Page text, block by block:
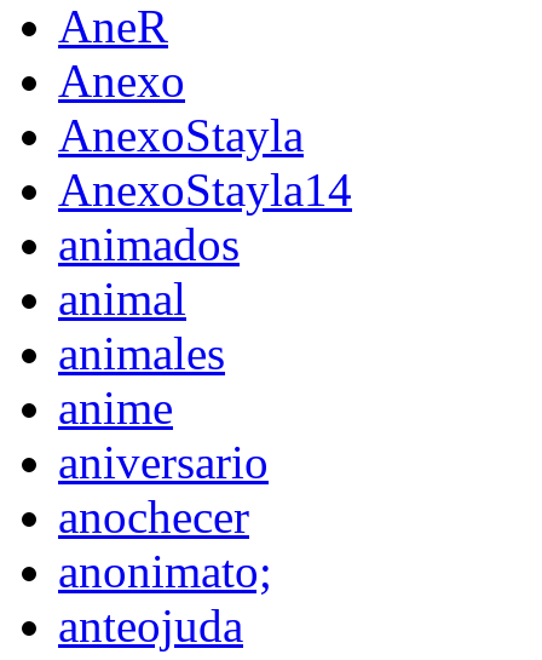
AneR
Anexo
AnexoStayla
AnexoStayla14
animados
animal
animales
anime
aniversario
anochecer
anonimato;
anteojuda